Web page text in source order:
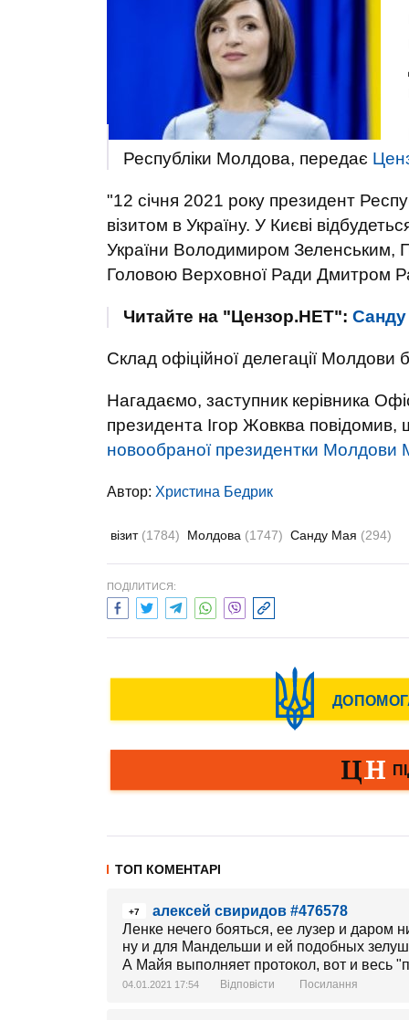
Республіки Молдова, передає
"12 січня 2021 року президент
візитом в Україну. У Києві
України Володимиром Зеленським,
Головою Верховної Ради Дмитром
Читайте на "Цензор.НЕТ": Санду
Склад офіційної делегації
Нагадаємо, заступник керівника
президента Ігор Жовква повідомив,
новообраної президентки Молдови
Автор: Христина Бедрик
візит (1784) Молдова (1747) Санду Мая (294)
ПОДІЛИТИСЯ:
ТОП КОМЕНТАРІ
+7
алексей свиридов #476578
Ленке нечего бояться, ее лузер и даром
ну и для Мандельши и ей подобных
А Майя выполняет протокол, вот и весь
04.01.2021 17:54 Відповісти Посилання